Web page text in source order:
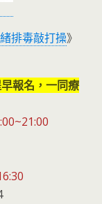
排毒敲打操》
報名，一同療